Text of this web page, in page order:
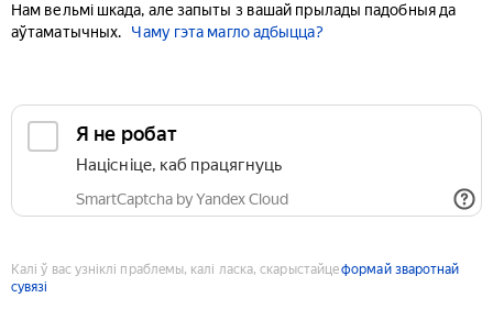
Нам вельмі шкада, але запыты з вашай прылады падобныя да
аўтаматычных.
Чаму гэта магло адбыцца?
Я не робат
Націсніце, каб працягнуць
SmartCaptcha by Yandex Cloud
Калі ў вас узніклі праблемы, калі ласка, скарыстайцеформай зваротнай
сувязі